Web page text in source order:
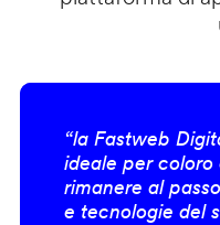
“la Fastweb
ideale per
rimanere al
e tecnologie del